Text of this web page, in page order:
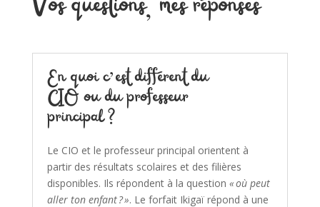
En quoi c’est différent du
CIO ou du professeur
principal ?
Le CIO et le professeur principal orientent à
partir des résultats scolaires et des filières
disponibles. Ils répondent à la question « où peut
aller ton enfant ? ». Le forfait Ikigaï répond à une